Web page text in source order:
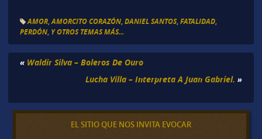
AMOR, AMORCITO CORAZÓN, DANIEL SANTOS, FATALIDAD,
PERDÓN, Y OTROS TEMAS MÁS...
« Waldir Silva – Boleros De Ouro
Lucha Villa – Interpreta A Juan Gabriel. »
EL SITIO QUE NOS INVITA EVOCAR